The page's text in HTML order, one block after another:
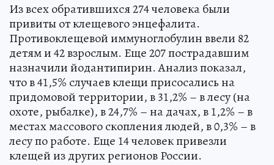
Из всех обратившихся 274 человека были
привиты от клещевого энцефалита.
Противоклещевой иммуноглобулин ввели 82
детям и 42 взрослым. Еще 207 пострадавшим
назначили йодантипирин. Анализ показал,
что в 41,5% случаев клещи присосались на
придомовой территории, в 31,2% – в лесу (на
охоте, рыбалке), в 24,7% – на дачах, в 1,2% – в
местах массового скопления людей, в 0,3% – в
лесу по работе. Еще 14 человек привезли
клещей из других регионов России.